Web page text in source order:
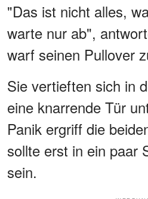
"Das ist nicht alles,
warte nur ab",
warf seinen Pullover
Sie vertieften sich in
eine knarrende Tür
Panik ergriff die
sollte erst in ein paar
sein.